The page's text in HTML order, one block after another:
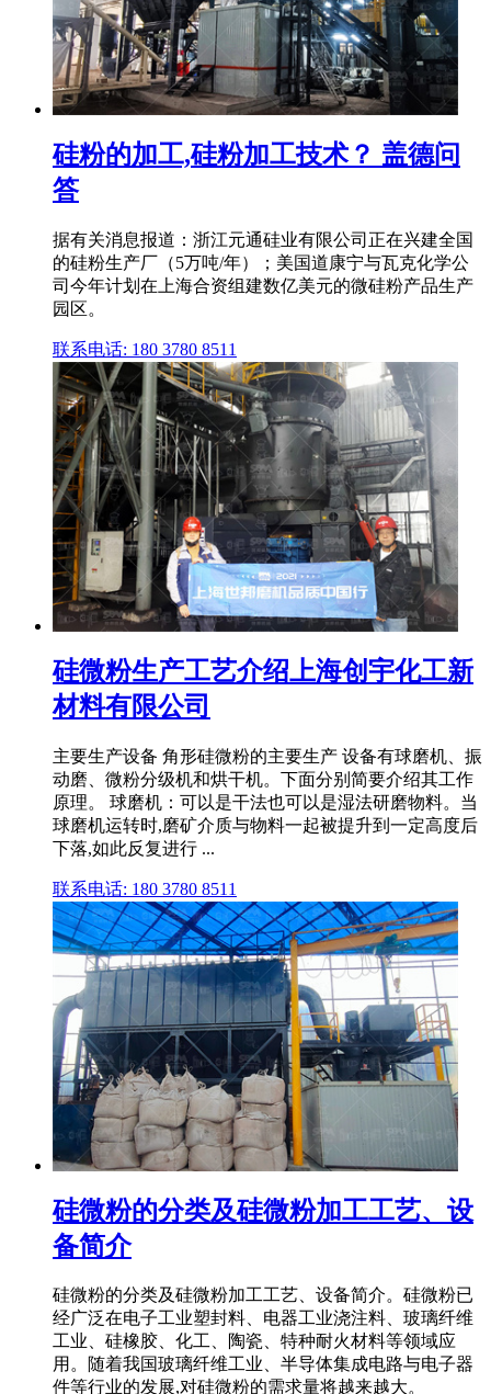
硅粉的加工,硅粉加工技术？ 盖德问
答
据有关消息报道：浙江元通硅业有限公司正在兴建全国
的硅粉生产厂（5万吨/年）；美国道康宁与瓦克化学公
司今年计划在上海合资组建数亿美元的微硅粉产品生产
园区。
联系电话: 180 3780 8511
硅微粉生产工艺介绍上海创宇化工新
材料有限公司
主要生产设备 角形硅微粉的主要生产 设备有球磨机、振
动磨、微粉分级机和烘干机。下面分别简要介绍其工作
原理。 球磨机：可以是干法也可以是湿法研磨物料。当
球磨机运转时,磨矿介质与物料一起被提升到一定高度后
下落,如此反复进行 ...
联系电话: 180 3780 8511
硅微粉的分类及硅微粉加工工艺、设
备简介
硅微粉的分类及硅微粉加工工艺、设备简介。硅微粉已
经广泛在电子工业塑封料、电器工业浇注料、玻璃纤维
工业、硅橡胶、化工、陶瓷、特种耐火材料等领域应
用。随着我国玻璃纤维工业、半导体集成电路与电子器
件等行业的发展,对硅微粉的需求量将越来越大。